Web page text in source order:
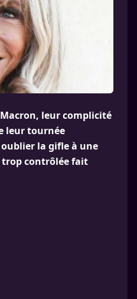
leur complicité
leur tournée
la gifle à une
contrôlée fait